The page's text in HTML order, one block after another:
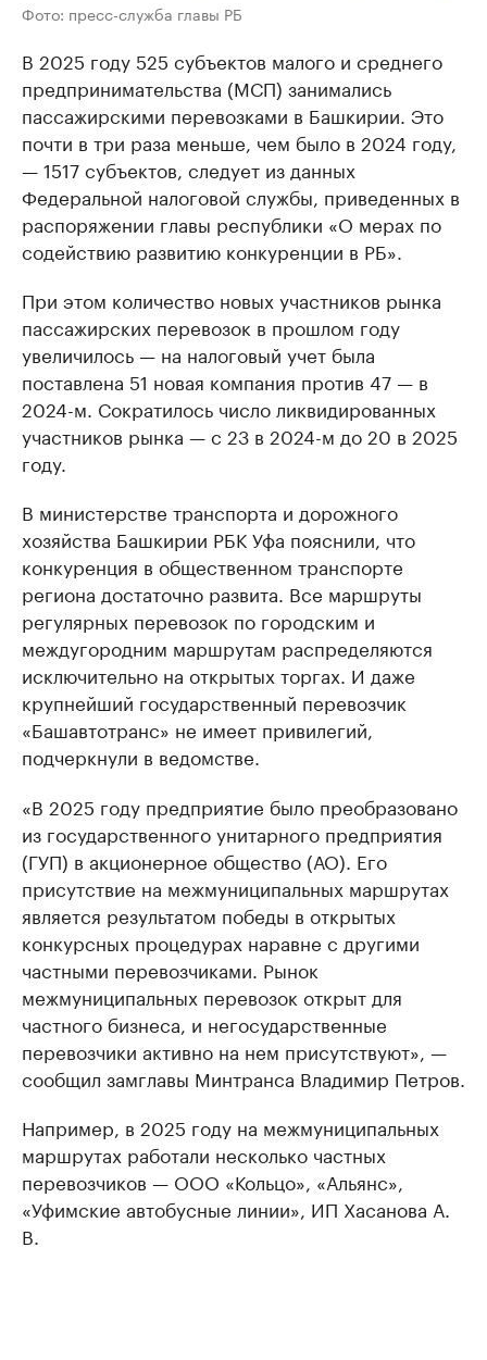
Фото: пресс-служба главы РБ
В 2025 году 525 субъектов малого и среднего
предпринимательства (МСП) занимались
пассажирскими перевозками в Башкирии. Это
почти в три раза меньше, чем было в 2024 году,
— 1517 субъектов, следует из данных
Федеральной налоговой службы, приведенных в
распоряжении главы республики «О мерах по
содействию развитию конкуренции в РБ».
При этом количество новых участников рынка
пассажирских перевозок в прошлом году
увеличилось — на налоговый учет была
поставлена 51 новая компания против 47 — в
2024-м. Сократилось число ликвидированных
участников рынка — с 23 в 2024-м до 20 в 2025
году.
В министерстве транспорта и дорожного
хозяйства Башкирии РБК Уфа пояснили, что
конкуренция в общественном транспорте
региона достаточно развита. Все маршруты
регулярных перевозок по городским и
междугородним маршрутам распределяются
исключительно на открытых торгах. И даже
крупнейший государственный перевозчик
«Башавтотранс» не имеет привилегий,
подчеркнули в ведомстве.
«В 2025 году предприятие было преобразовано
из государственного унитарного предприятия
(ГУП) в акционерное общество (АО). Его
присутствие на межмуниципальных маршрутах
является результатом победы в открытых
конкурсных процедурах наравне с другими
частными перевозчиками. Рынок
межмуниципальных перевозок открыт для
частного бизнеса, и негосударственные
перевозчики активно на нем присутствуют», —
сообщил замглавы Минтранса Владимир Петров.
Например, в 2025 году на межмуниципальных
маршрутах работали несколько частных
перевозчиков — ООО «Кольцо», «Альянс»,
«Уфимские автобусные линии», ИП Хасанова А.
В.